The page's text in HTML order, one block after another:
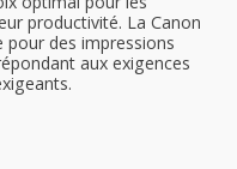
productivité. La Canon
pour des impressions
aux exigences